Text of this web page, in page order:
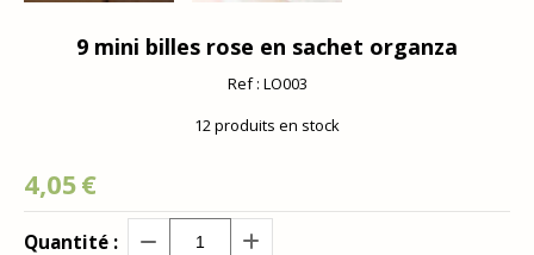
9 mini billes rose en sachet organza
Ref : LO003
4,05€
12 produits en stock
Quantité :